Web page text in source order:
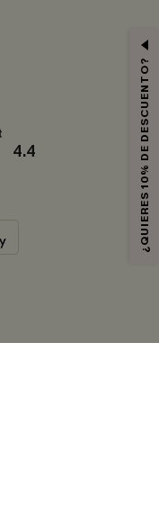
4.4 ¿QUIERES 10% DE DESCUENTO?